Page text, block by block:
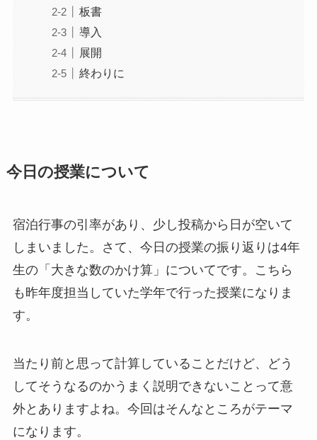
板書
導入
展開
終わりに
今日の授業について
宿泊行事の引率があり、少し投稿から日が空いて
しまいました。さて、今日の授業の振り返りは4年
生の「大きな数のかけ算」についてです。こちら
も昨年度担当していた学年で行った授業になりま
す。
当たり前と思って計算していることだけど、どう
してそうなるのかうまく説明できないことって意
外とありますよね。今回はそんなところがテーマ
になります。